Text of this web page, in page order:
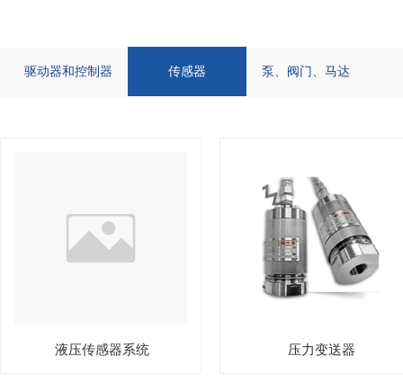
驱动器和控制器 传感器 泵、阀门、马达
液压传感器系统 压力变送器